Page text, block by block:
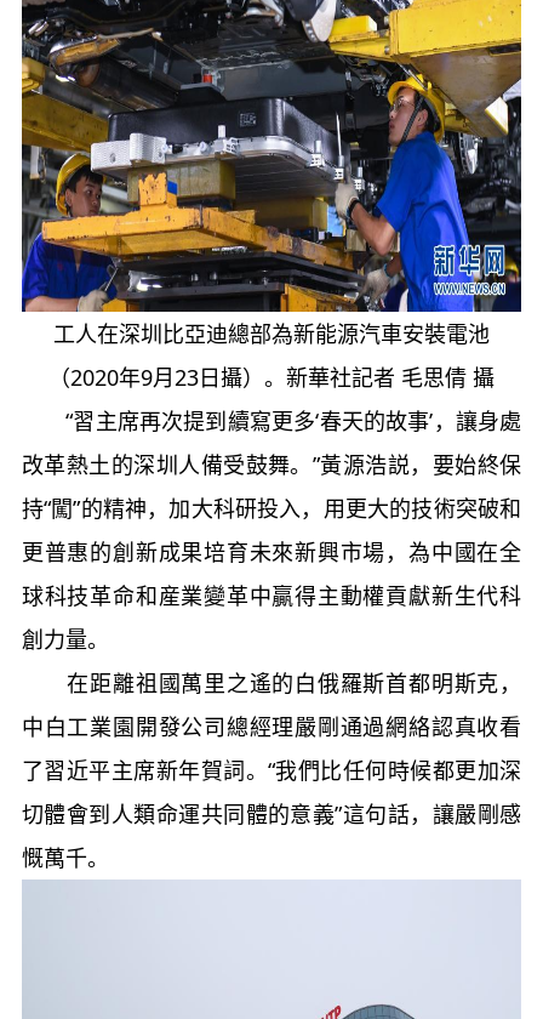
工人在深圳比亞迪總部為新能源汽車安裝電池
（2020年9月23日攝）。新華社記者 毛思倩 攝
“習主席再次提到續寫更多‘春天的故事’，讓身處
改革熱土的深圳人備受鼓舞。”黃源浩説，要始終保
持“闖”的精神，加大科研投入，用更大的技術突破和
更普惠的創新成果培育未來新興市場，為中國在全
球科技革命和産業變革中贏得主動權貢獻新生代科
創力量。
在距離祖國萬里之遙的白俄羅斯首都明斯克，
中白工業園開發公司總經理嚴剛通過網絡認真收看
了習近平主席新年賀詞。“我們比任何時候都更加深
切體會到人類命運共同體的意義”這句話，讓嚴剛感
慨萬千。